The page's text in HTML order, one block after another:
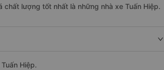
lượng tốt nhất là những nhà xe Tuấn Hiệp.
Hiệp.